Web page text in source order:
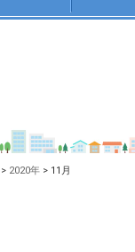
> 2020年 > 11月